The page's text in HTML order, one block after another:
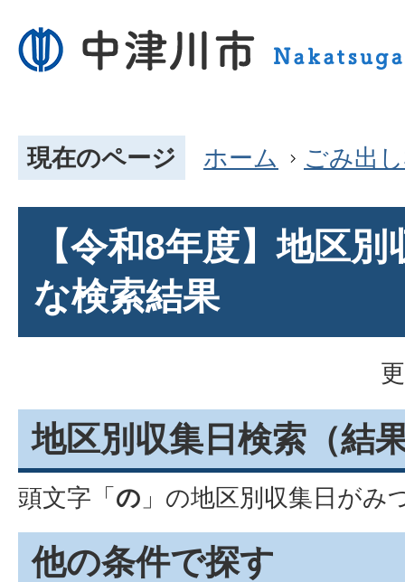
現在のページ ホーム ごみ出
【令和8年度】地区
な検索結果
地区別収集日検索 （結
頭文字「 の 」の地区別収集日がみ
他の条件で探す